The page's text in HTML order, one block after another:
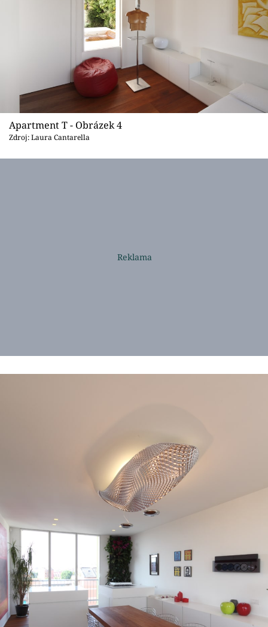
Apartment T - Obrázek 4
Zdroj: Laura Cantarella